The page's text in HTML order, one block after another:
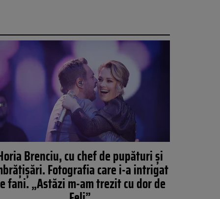
Brenciu, cu chef de pupături și
Fotografia care i-a intrigat
fani. „Astăzi m-am trezit cu dor de